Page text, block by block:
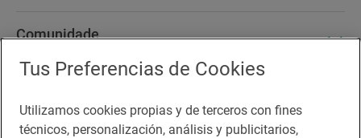
Comunidade
Tus Preferencias de Cookies
Utilizamos cookies propias y de terceros con fines
técnicos, personalización, análisis y publicitarios,